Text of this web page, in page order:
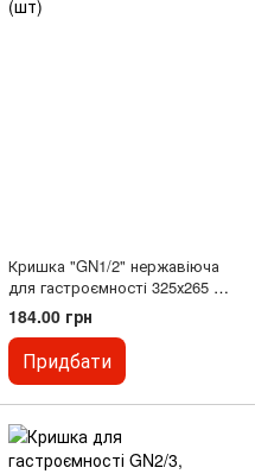
Кришка "GN1/2" нержавіюча
для гастроємності 325х265 мм
(шт)
184.00 грн
Придбати